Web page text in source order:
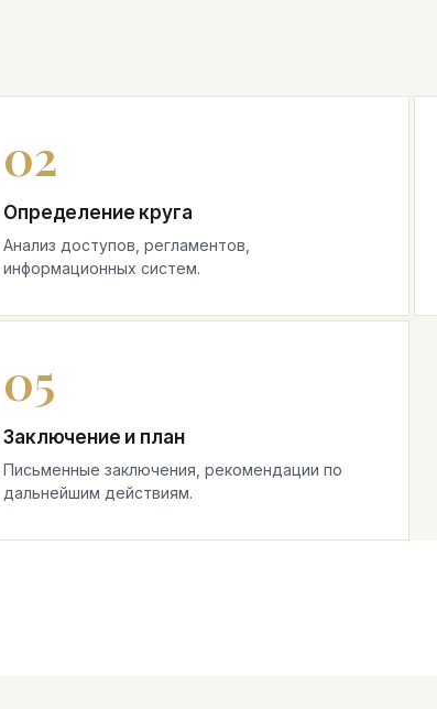
Определение круга
Анализ доступов, регламентов,
информационных систем.
Заключение и план
Письменные заключения, рекомендации по
дальнейшим действиям.